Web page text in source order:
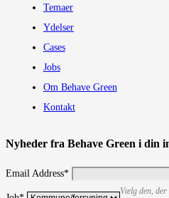
Temaer
Ydelser
Cases
Jobs
Om Behave Green
Kontakt
Nyheder fra Behave Green i din
Email Address*
Vælg den,